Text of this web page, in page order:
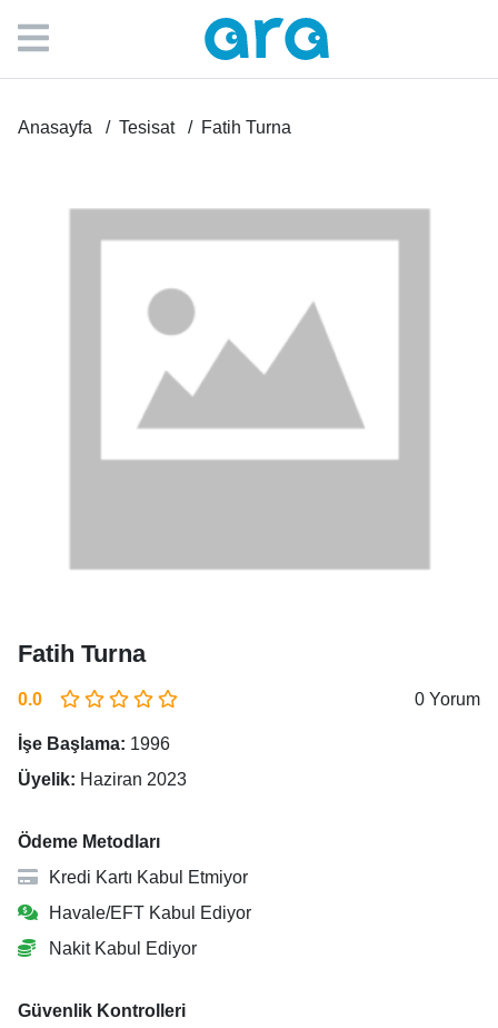
Anasayfa Tesisat Fatih Turna
Fatih Turna
0.0 0 Yorum
İşe Başlama: 1996
Üyelik: Haziran 2023
Ödeme Metodları
Kredi Kartı Kabul Etmiyor
Havale/EFT Kabul Ediyor
Nakit Kabul Ediyor
Güvenlik Kontrolleri